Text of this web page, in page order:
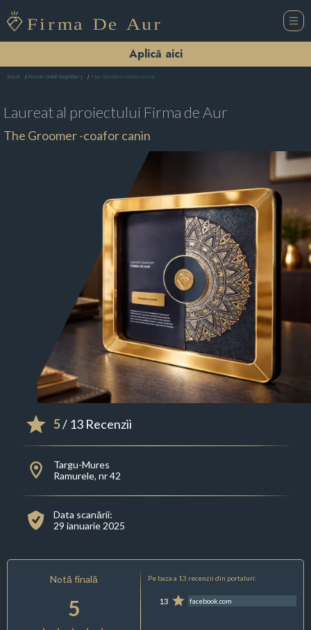
Aplică aici
Acasă Frizerie Canină Târgu-Mureş The Groomer -coafor canin
Laureat al proiectului Firma de Aur
The Groomer -coafor canin
5/ 13 Recenzii
Targu-Mures
Ramurele, nr 42
Data scanării:
29 ianuarie 2025
Notă finală
5
Pe baza a 13 recenzii din portaluri:
13 facebook.com